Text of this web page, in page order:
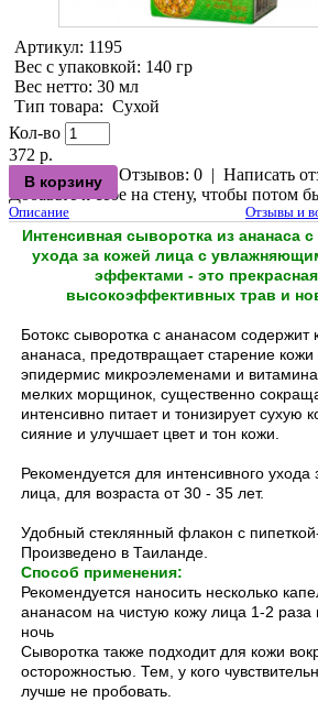
Артикул: 1195
Вес с упаковкой: 140 гр
Вес нетто: 30 мл
Тип товара: Сухой
Кол-во
372 р.
Отзывов: 0 | Написать
Добавьте к себе на стену, чтобы потом
Описание Отзывы и
Интенсивная сыворотка из ананаса
ухода за кожей лица с
эффектами - это
высокоэффективных трав и
Ботокс сыворотка с ананасом
ананаса, предотвращает старение
эпидермис микроэлеменами и
мелких морщинок, существенно
интенсивно питает и тонизирует сухую
сияние и улучшает цвет и тон кожи.
Рекомендуется для интенсивного ухода
лица, для возраста от 30 - 35 лет.
Удобный стеклянный флакон с
Произведено в Таиланде.
Способ применения:
Рекомендуется наносить несколько
ананасом на чистую кожу лица 1-2 раза
ночь
Сыворотка также подходит для кожи
осторожностью. Тем, у кого
лучше не пробовать.